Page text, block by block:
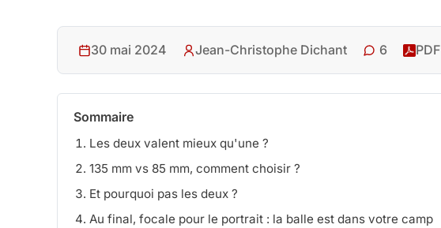
30 mai 2024 Jean-Christophe Dichant 6 PDF
Sommaire
Les deux valent mieux qu'une ?
135 mm vs 85 mm, comment choisir ?
Et pourquoi pas les deux ?
Au final, focale pour le portrait : la balle est dans votre camp